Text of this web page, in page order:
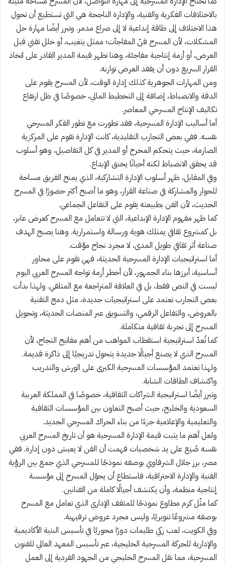
بالاختلافات الفكرية والفنية، والإدارة الناجحة هي التي تستطيع أن تحول
هذا الاختلاف إلى طاقة إبداعية لا إلى صراع مدمر. وتبرز أيضًا مهارة حل
المشكلات، لأن المسرح فنّ المفاجآت؛ ممثل يتغيب، أو خلل تقني قبل
العرض، أو أزمة إنتاجية مفاجئة، وهنا تظهر قيمة المدير القادر على اتخاذ
القرار السريع دون أن يفقد العرض توازنه.
ومن المهارات الجوهرية كذلك إدارة الوقت، لأن المسرح يقوم على
الدقة والانضباط، إضافة إلى التخطيط المالي، خصوصًا في ظل ارتفاع
تكاليف الإنتاج المسرحي المعاصر.
أما أساليب الإدارة المسرحية، فقد تطورت مع تطور الفكر المسرحي
نفسه. ففي بعض التجارب التقليدية، كانت الإدارة تقوم على المركزية
الصارمة، حيث يتحكم المخرج أو المدير في كل التفاصيل، وهو أسلوب
قد يحقق الانضباط لكنه أحيانًا يخنق الإبداع.
وفي المقابل، ظهر أسلوب الإدارة التشاركية، الذي يمنح الفريق مساحة
للحوار والمشاركة في صناعة القرار، وهو ما أصبح أكثر حضورًا في المسرح
الحديث، لأن الفن بطبيعته يقوم على التفاعل الجماعي.
كما ظهر مفهوم الإدارة الإبداعية، التي لا تتعامل مع المسرح كعرض عابر،
بل كمشروع ثقافي يمتلك هوية ورسالة واستمرارية. وهنا يصبح الهدف
صناعة أثر ثقافي طويل المدى، لا مجرد نجاح مؤقت.
أما استراتيجيات الإدارة المسرحية الحديثة، فهي تقوم على محاور
أساسية، أبرزها بناء الجمهور، لأن أخطر أزمة تواجه المسرح العربي اليوم
ليست في النص فقط، بل في العلاقة المتراجعة مع المتلقي. ولهذا بدأت
بعض التجارب تعتمد على استراتيجيات جديدة، مثل دمج التقنية
بالعروض، والتفاعل الرقمي، والتسويق عبر المنصات الحديثة، وتحويل
المسرح إلى تجربة ثقافية متكاملة.
كما تُعدّ استراتيجية استقطاب المواهب من أهم مفاتيح النجاح، لأن
المسرح الذي لا يصنع أجيالًا جديدة يتحول تدريجيًا إلى ذاكرة قديمة.
ولهذا تعتمد المؤسسات المسرحية الكبرى على الورش والتدريب
واكتشاف الطاقات الشابة.
وتبرز أيضًا استراتيجية الشراكات الثقافية، خصوصًا في المملكة العربية
السعودية والخليج، حيث أصبح التعاون بين المؤسسات الثقافية
والتعليمية والإعلامية جزءًا من بناء الحراك المسرحي الجديد.
ولعل أهم ما يثبت قيمة الإدارة المسرحية هو أن تاريخ المسرح العربي
نفسه صُنِع على يد شخصيات فهمت أن الفن لا يعيش دون إدارة. ففي
مصر، برز جلال الشرقاوي بوصفه نموذجًا للمسرحي الذي جمع بين الرؤية
الفنية والإدارة الاحترافية، فاستطاع أن يحوّل المسرح إلى مؤسسة
إنتاجية منظمة، وأن يكتشف أجيالًا كاملة من الفنانين.
كما مثّل كرم مطاوع نموذجًا للمثقف الإداري الذي تعامل مع المسرح
بوصفه مشروعًا تنويريًا، وليس مجرد عروض ترفيهية.
وفي الكويت، لعب زكي طليمات دورًا محوريًا في تأسيس البنية الأكاديمية
والإدارية للحركة المسرحية الخليجية، عبر تأسيس المعهد العالي للفنون
المسرحية، مما نقل المسرح الخليجي من الجهود الفردية إلى العمل